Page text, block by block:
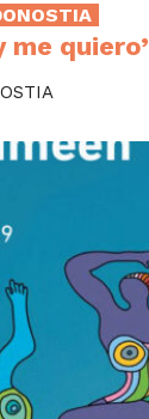
me quiero’